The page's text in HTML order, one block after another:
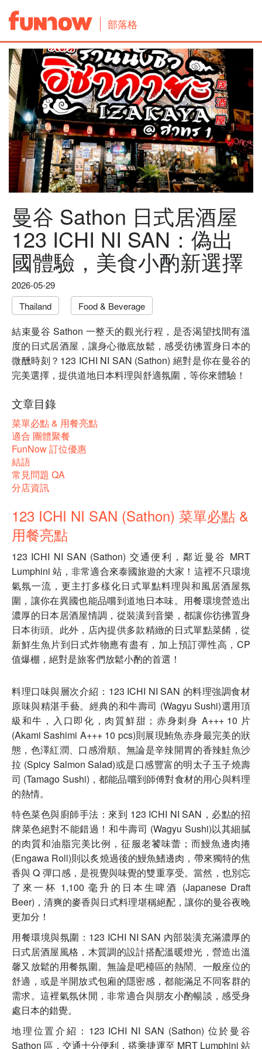
部落格
曼谷 Sathon 日式居酒屋
123 ICHI NI SAN：偽出
國體驗，美食小酌新選擇
2026-05-29
Thailand
Food & Beverage
結束曼谷 Sathon 一整天的觀光行程，是否渴望找間有溫
度的日式居酒屋，讓身心徹底放鬆，感受彷彿置身日本的
微醺時刻？123 ICHI NI SAN (Sathon) 絕對是你在曼谷的
完美選擇，提供道地日本料理與舒適氛圍，等你來體驗！
文章目錄
菜單必點 & 用餐亮點
適合 團體聚餐
FunNow 訂位優惠
結語
常見問題 QA
分店資訊
123 ICHI NI SAN (Sathon) 菜單必點 &
用餐亮點
123 ICHI NI SAN (Sathon) 交通便利，鄰近曼谷 MRT
Lumphini 站，非常適合來泰國旅遊的大家！這裡不只環境
氣氛一流，更主打多樣化日式單點料理與和風居酒屋氛
圍，讓你在異國也能品嚐到道地日本味。用餐環境營造出
濃厚的日本居酒屋情調，從裝潢到音樂，都讓你彷彿置身
日本街頭。此外，店內提供多款精緻的日式單點菜餚，從
新鮮生魚片到日式炸物應有盡有，加上預訂彈性高，CP
值爆棚，絕對是旅客們放鬆小酌的首選！
料理口味與層次介紹：123 ICHI NI SAN 的料理強調食材
原味與精湛手藝。經典的和牛壽司 (Wagyu Sushi)選用頂
級和牛，入口即化，肉質鮮甜；赤身刺身 A+++ 10 片
(Akami Sashimi A+++ 10 pcs)則展現鮪魚赤身最完美的狀
態，色澤紅潤、口感滑順。無論是辛辣開胃的香辣鮭魚沙
拉 (Spicy Salmon Salad)或是口感豐富的明太子玉子燒壽
司 (Tamago Sushi)，都能品嚐到師傅對食材的用心與料理
的熱情。
特色菜色與廚師手法：來到 123 ICHI NI SAN，必點的招
牌菜色絕對不能錯過！和牛壽司 (Wagyu Sushi)以其細膩
的肉質和油脂完美比例，征服老饕味蕾；而鰻魚邊肉捲
(Engawa Roll)則以炙燒過後的鰻魚鰭邊肉，帶來獨特的焦
香與 Q 彈口感，是視覺與味覺的雙重享受。當然，也別忘
了來一杯 1,100 毫升的日本生啤酒 (Japanese Draft
Beer)，清爽的麥香與日式料理堪稱絕配，讓你的曼谷夜晚
更加分！
用餐環境與氛圍：123 ICHI NI SAN 內部裝潢充滿濃厚的
日式居酒屋風格，木質調的設計搭配溫暖燈光，營造出溫
馨又放鬆的用餐氛圍。無論是吧檯區的熱鬧、一般座位的
舒適，或是半開放式包廂的隱密感，都能滿足不同客群的
需求。這裡氣氛休閒，非常適合與朋友小酌暢談，感受身
處日本的錯覺。
地理位置介紹：123 ICHI NI SAN (Sathon) 位於曼谷
Sathon 區，交通十分便利，搭乘捷運至 MRT Lumphini 站